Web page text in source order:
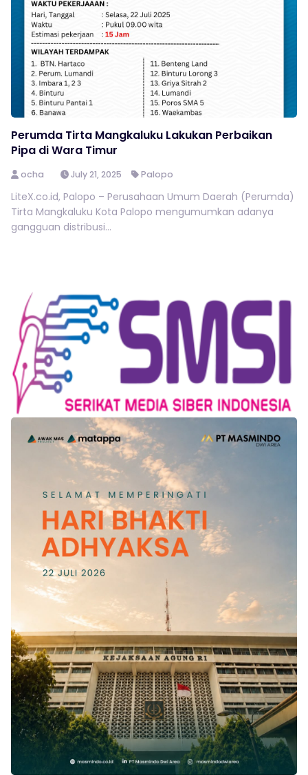
Perumda Tirta Mangkaluku Lakukan Perbaikan
Pipa di Wara Timur
ocha July 21, 2025 Palopo
LiteX.co.id, Palopo – Perusahaan Umum Daerah (Perumda)
Tirta Mangkaluku Kota Palopo mengumumkan adanya
gangguan distribusi...